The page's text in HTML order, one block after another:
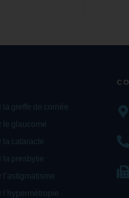
la greffe de cornée
le glaucome
la cataracte
la presbytie
l’astigmatisme
l’hypermétropie